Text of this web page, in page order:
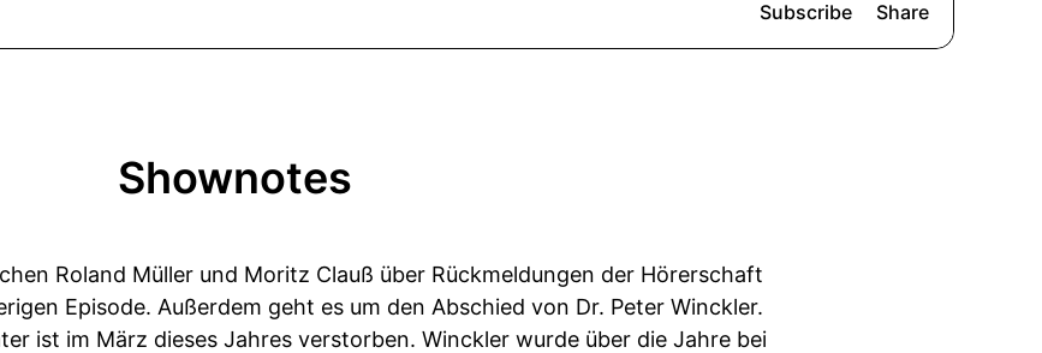
Shownotes
Roland Müller und Moritz Clauß über Rückmeldungen der Hörerschaft
Episode. Außerdem geht es um den Abschied von Dr. Peter Winckler.
ist im März dieses Jahres verstorben. Winckler wurde über die Jahre bei